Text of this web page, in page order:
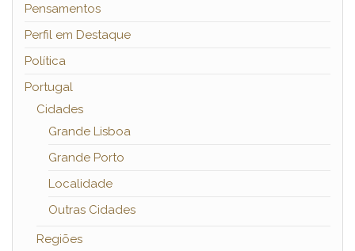
Pensamentos
Perfil em Destaque
Política
Portugal
Cidades
Grande Lisboa
Grande Porto
Localidade
Outras Cidades
Regiões